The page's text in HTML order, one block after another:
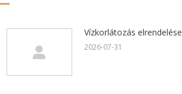
Vízkorlátozás elrendelése
2026-07-31